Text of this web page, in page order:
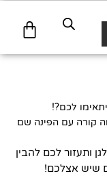
לכם?!
קורה עם הפינה שם
ותעזור לכם להבין
שיש אצלכם!